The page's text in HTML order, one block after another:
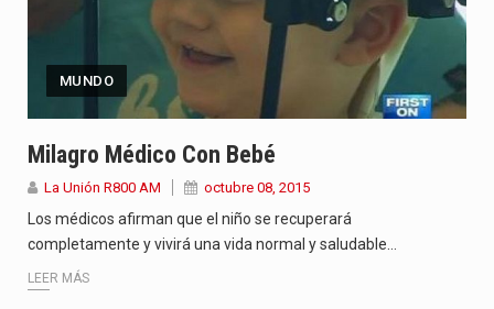
Una familia atravesó momentos de extrema tensión durante la madrugada…
Fretes se refirió concretamente al recorrido que realizó este jueves…
MUNDO
Milagro Médico Con Bebé
La Unión R800 AM octubre 08, 2015
Los médicos afirman que el niño se recuperará
completamente y vivirá una vida normal y saludable…
LEER MÁS